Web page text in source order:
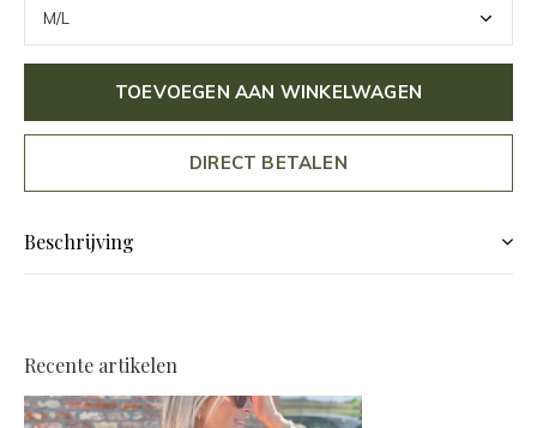
TOEVOEGEN AAN WINKELWAGEN
DIRECT BETALEN
Beschrijving
Recente artikelen